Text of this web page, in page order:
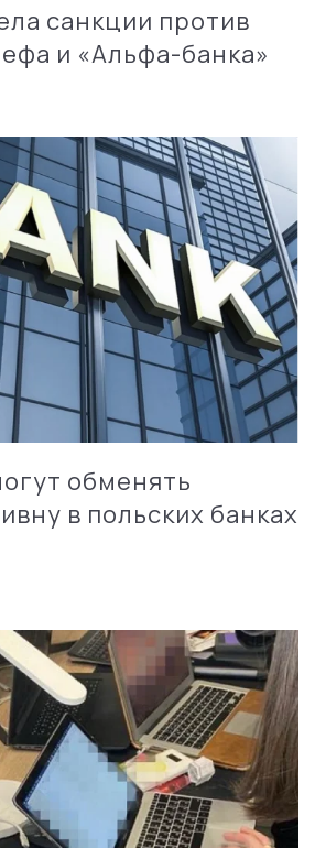
санкции против
и «Альфа-банка»
обменять
в польских банках